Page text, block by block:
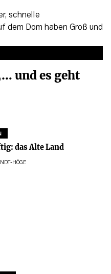
und es geht
das Alte Land
HÖGE